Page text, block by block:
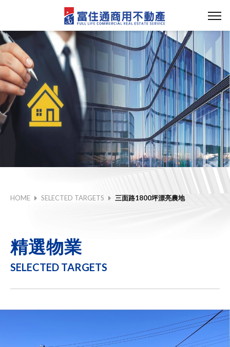
HOME SELECTED TARGETS 三面路1800坪漂亮農地
精選物業
SELECTED TARGETS